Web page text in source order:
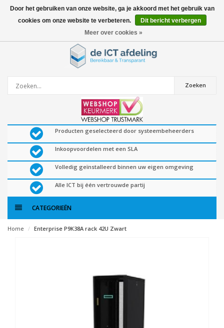
0artikelen
Zoeken
Producten geselecteerd door systeembeheerders
Inkoopvoordelen met een SLA
Volledig geïnstalleerd binnen uw eigen omgeving
Alle ICT bij één vertrouwde partij
CATEGORIEËN
Home Enterprise P9K38A rack 42U Zwart
Door het gebruiken van onze website, ga je akkoord met het gebruik van
cookies om onze website te verbeteren.
Dit bericht verbergen
Meer over cookies »